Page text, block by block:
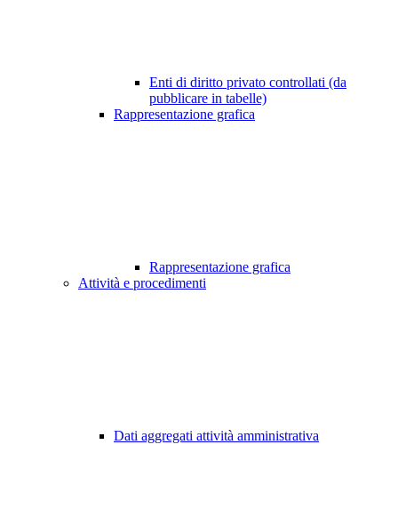
Enti di diritto privato controllati (da
pubblicare in tabelle)
Rappresentazione grafica
Rappresentazione grafica
Attività e procedimenti
Dati aggregati attività amministrativa